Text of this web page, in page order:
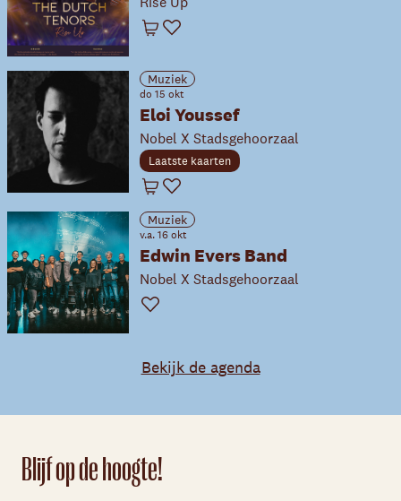
Winkelwagen
Favoriet
Muziek
do 15 okt
Eloi Youssef
Nobel X Stadsgehoorzaal
Laatste kaarten
Winkelwagen
Favoriet
Muziek
v.a. 16 okt
Edwin Evers Band
Nobel X Stadsgehoorzaal
Favoriet
Bekijk de agenda
Blijf op de hoogte!